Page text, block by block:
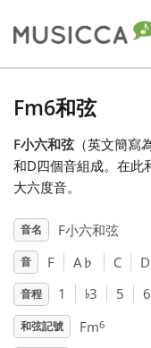
Български
Deutsch
English
Fm6和弦
F小六和弦 （英文簡
和D四個音組成。在此
大六度音。
音名 F小六和弦
音 F A♭ C D
音程 1 ♭3 5 6
和弦記號 Fm6